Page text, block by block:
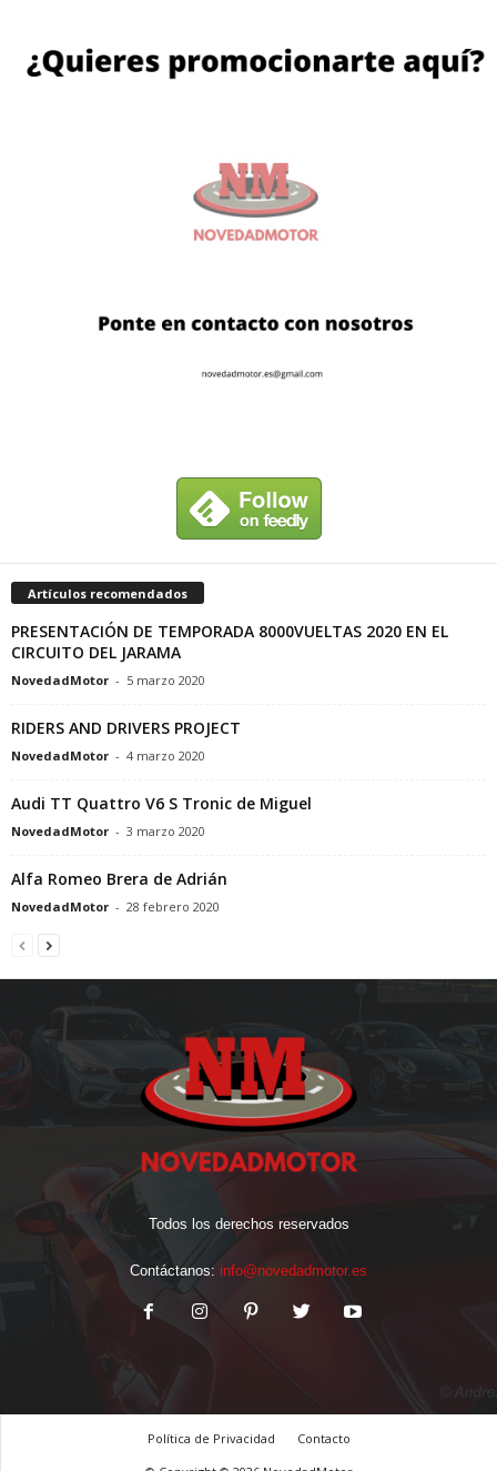
Artículos recomendados
PRESENTACIÓN DE TEMPORADA 8000VUELTAS 2020 EN EL
CIRCUITO DEL JARAMA
NovedadMotor - 5 marzo 2020
RIDERS AND DRIVERS PROJECT
NovedadMotor - 4 marzo 2020
Audi TT Quattro V6 S Tronic de Miguel
NovedadMotor - 3 marzo 2020
Alfa Romeo Brera de Adrián
NovedadMotor - 28 febrero 2020
Todos los derechos reservados
Contáctanos: info@novedadmotor.es
Política de Privacidad
Contacto